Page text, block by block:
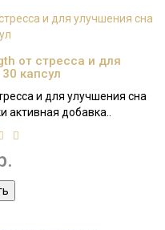
от стресса и для
капсул
и для улучшения сна
активная добавка..